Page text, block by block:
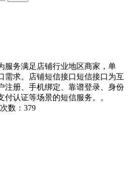
服务满足店铺行业地区商家，单
需求。店铺短信接口短信接口为互
注册、手机绑定、靠谱登录、身份
付认证等场景的短信服务。。
数：379